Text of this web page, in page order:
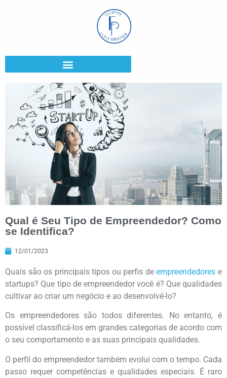
Qual é Seu Tipo de Empreendedor? Como
se Identifica?
12/01/2023
Quais são os principais tipos ou perfis deempreendedores e
startups? Que tipo de empreendedor você é? Que qualidades
cultivar ao criar um negócio e ao desenvolvê-lo?
Os empreendedores são todos diferentes. No entanto, é
possível classificá-los em grandes categorias de acordo com
o seu comportamento e as suas principais qualidades.
O perfil do empreendedor também evolui com o tempo. Cada
passo requer competências e qualidades especiais. É raro